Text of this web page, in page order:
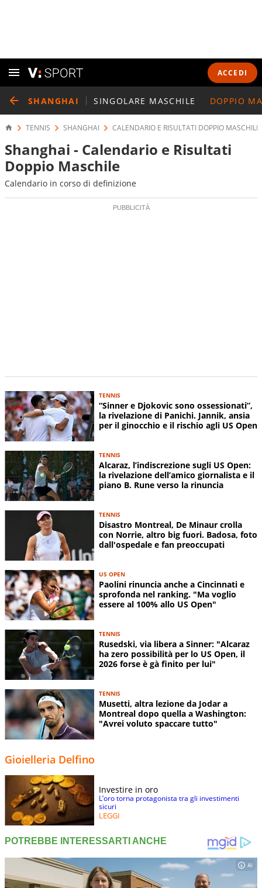
ACCEDI
SHANGHAI SINGOLARE MASCHILE DOPPIO
TENNIS SHANGHAI CALENDARIO E RISULTATI DOPPIO MASCHILE
Shanghai - Calendario e Risultati
Doppio Maschile
Calendario in corso di definizione
TENNIS
“Sinner e Djokovic sono ossessionati”,
la rivelazione di Panichi. Jannik, ansia
per il ginocchio e il rischio agli US Open
TENNIS
Alcaraz, l’indiscrezione sugli US Open:
la rivelazione dell’amico giornalista e il
piano B. Rune verso la rinuncia
TENNIS
Disastro Montreal, De Minaur crolla
con Norrie, altro big fuori. Badosa, foto
dall'ospedale e fan preoccupati
US OPEN
Paolini rinuncia anche a Cincinnati e
sprofonda nel ranking. "Ma voglio
essere al 100% allo US Open"
TENNIS
Rusedski, via libera a Sinner: "Alcaraz
ha zero possibilità per lo US Open, il
2026 forse è gà finito per lui"
TENNIS
Musetti, altra lezione da Jodar a
Montreal dopo quella a Washington:
"Avrei voluto spaccare tutto"
Gioielleria Delfino
Investire in oro
L’oro torna protagonista tra gli investimenti
sicuri
LEGGI